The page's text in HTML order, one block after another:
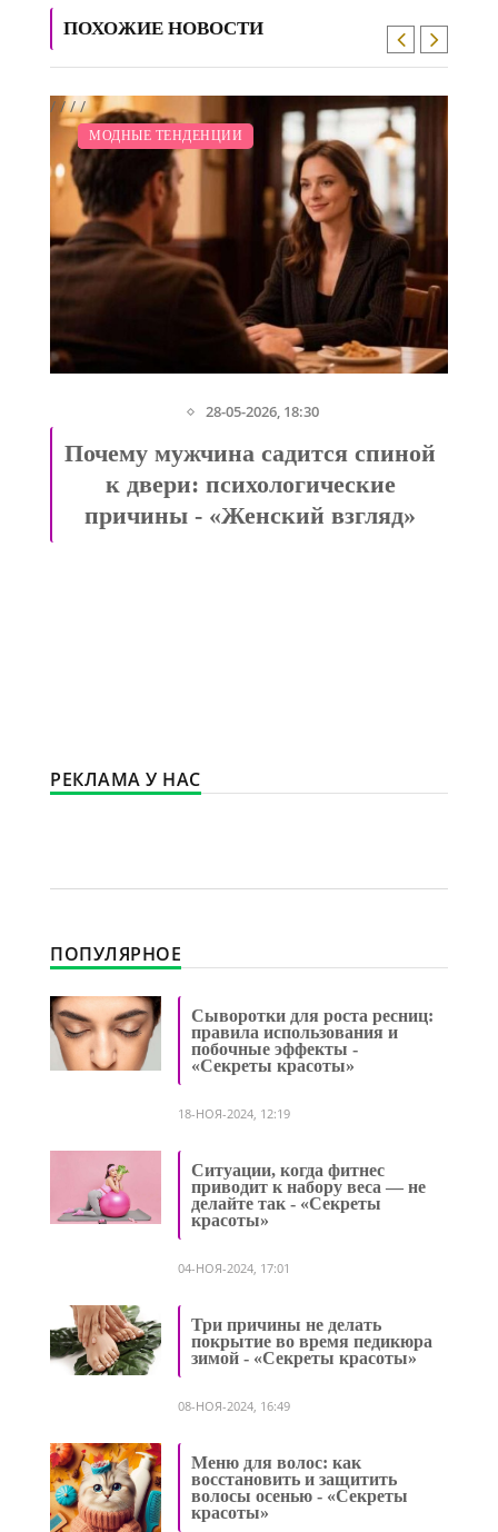
ПОХОЖИЕ НОВОСТИ
ЗАКУПКИ ПО МОДЕ
/
ДИЕТА
/
СВАДЬБА
/
ПОКАЗЫ
/
МОДНЫЕ ТЕНДЕНЦИИ
28-05-2026, 18:30
Почему мужчина садится спиной
к двери: психологические
причины - «Женский взгляд»
РЕКЛАМА У НАС
ПОПУЛЯРНОЕ
Сыворотки для роста ресниц:
правила использования и
побочные эффекты -
«Секреты красоты»
18-НОЯ-2024, 12:19
Ситуации, когда фитнес
приводит к набору веса — не
делайте так - «Секреты
красоты»
04-НОЯ-2024, 17:01
Три причины не делать
покрытие во время педикюра
зимой - «Секреты красоты»
08-НОЯ-2024, 16:49
Меню для волос: как
восстановить и защитить
волосы осенью - «Секреты
красоты»